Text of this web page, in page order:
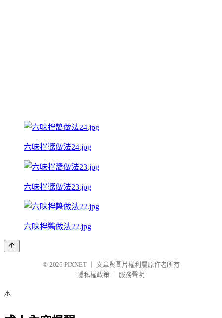
六味拌醬做法24.jpg
六味拌醬做法23.jpg
六味拌醬做法22.jpg
© 2026 PIXNET
文章與圖片權利屬原作者所有
隱私權政策
服務聲明
⚠️